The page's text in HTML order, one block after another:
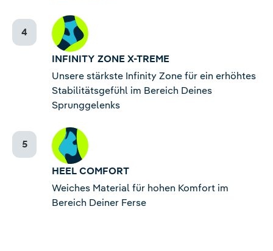
INFINITY ZONE X-TREME
Unsere stärkste Infinity Zone für ein erhöhtes
Stabilitätsgefühl im Bereich Deines
Sprunggelenks
HEEL COMFORT
Weiches Material für hohen Komfort im
Bereich Deiner Ferse